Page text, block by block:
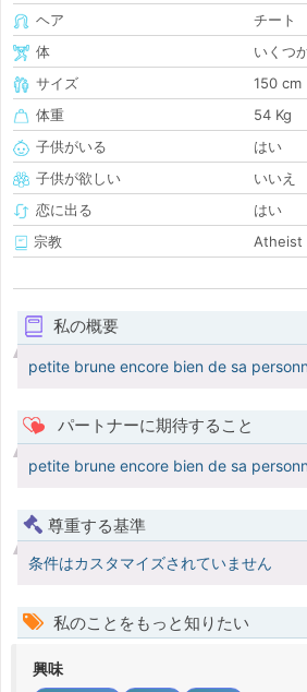
ヘア
チート
体
いくつ
サイズ
150 cm
体重
54 Kg
子供がいる
はい
子供が欲しい
いいえ
恋に出る
はい
宗教
Atheist
私の概要
petite brune encore bien de sa
パートナーに期待すること
petite brune encore bien de sa
尊重する基準
条件はカスタマイズされていません
私のことをもっと知りたい
興味